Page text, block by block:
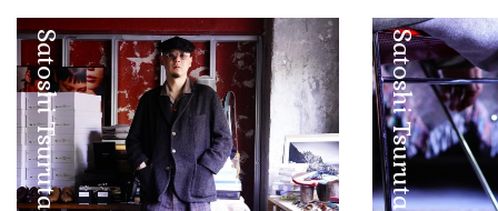
Satoshi Tsuruta Satoshi Tsuruta